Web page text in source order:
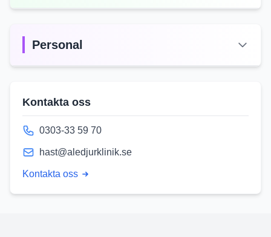
Personal
Kontakta oss
0303-33 59 70
hast@aledjurklinik.se
Kontakta oss